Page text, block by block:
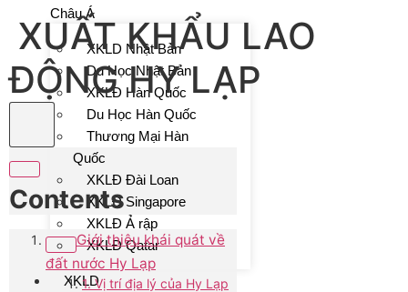
Châu Á
XKLD Nhật Bản
Du Học Nhật Bản
XKLĐ Hàn Quốc
Du Học Hàn Quốc
Thương Mại Hàn
Quốc
XKLĐ Đài Loan
XKLĐ Singapore
XKLĐ Ả rập
XKLĐ Qatar
XKLD
XUẤT KHẨU LAO
ĐỘNG HY LẠP
Contents
Giới thiệu khái quát về
đất nước Hy Lạp
1. Vị trí địa lý của Hy Lạp